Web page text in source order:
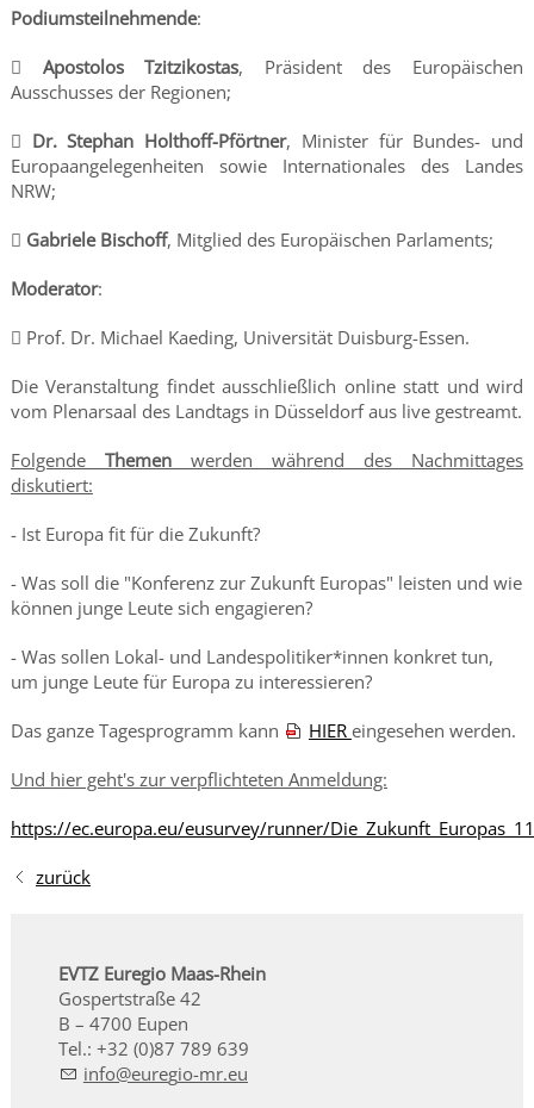
Podiumsteilnehmende:
 Apostolos Tzitzikostas, Präsident des Europäischen
Ausschusses der Regionen;
 Dr. Stephan Holthoff-Pförtner, Minister für Bundes- und
Europaangelegenheiten sowie Internationales des Landes
NRW;
 Gabriele Bischoff, Mitglied des Europäischen Parlaments;
Moderator:
 Prof. Dr. Michael Kaeding, Universität Duisburg-Essen.
Die Veranstaltung findet ausschließlich online statt und wird
vom Plenarsaal des Landtags in Düsseldorf aus live gestreamt.
Folgende Themenwerden während des Nachmittages
diskutiert:
- Ist Europa fit für die Zukunft?
- Was soll die "Konferenz zur Zukunft Europas" leisten und wie
können junge Leute sich engagieren?
- Was sollen Lokal- und Landespolitiker*innen konkret tun,
um junge Leute für Europa zu interessieren?
Das ganze Tagesprogramm kann HIER eingesehen werden.
Und hier geht's zur verpflichteten Anmeldung:
https://ec.europa.eu/eusurvey/runner/
zurück
EVTZ Euregio Maas-Rhein
Gospertstraße 42
B – 4700 Eupen
Tel.: +32 (0)87 789 639
nf
r g -mr